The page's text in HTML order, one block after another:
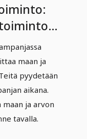
maan ja
pyydetään
aikana.
ja arvon
tavalla.